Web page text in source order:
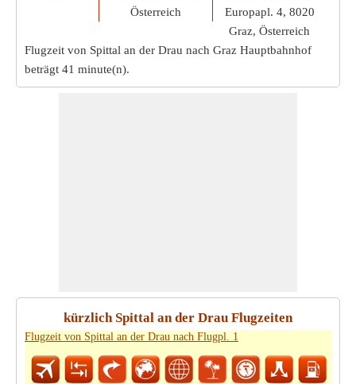
Österreich
Europapl. 4, 8020
Graz, Österreich
Flugzeit von Spittal an der Drau nach Graz Hauptbahnhof
beträgt 41 minute(n).
kürzlich Spittal an der Drau Flugzeiten
Flugzeit von Spittal an der Drau nach Flugpl. 1